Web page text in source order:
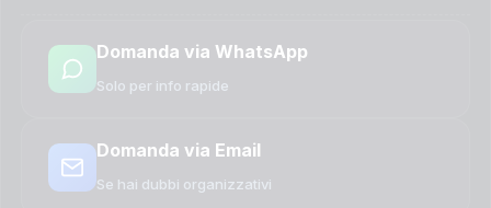
Domanda via WhatsApp
Solo per info rapide
Domanda via Email
Se hai dubbi organizzativi